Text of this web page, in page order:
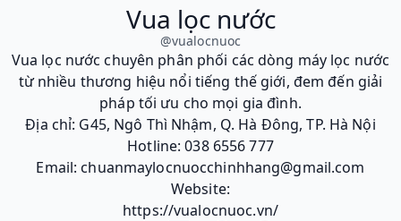
Vua lọc nước
@vualocnuoc
Vua lọc nước chuyên phân phối các dòng máy lọc nước
từ nhiều thương hiệu nổi tiếng thế giới, đem đến giải
pháp tối ưu cho mọi gia đình.
Địa chỉ: G45, Ngô Thì Nhậm, Q. Hà Đông, TP. Hà Nội
Hotline: 038 6556 777
Email: chuanmaylocnuocchinhhang@gmail.com
Website:
https://vualocnuoc.vn/